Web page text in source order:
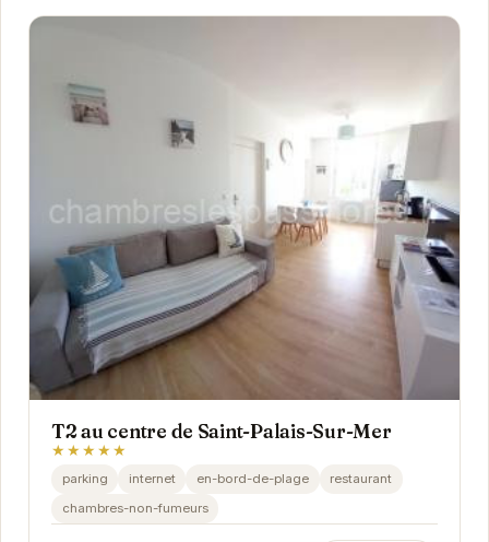
T2 au centre de Saint-Palais-Sur-Mer
★★★★★
parking internet en-bord-de-plage
restaurant
chambres-non-fumeurs